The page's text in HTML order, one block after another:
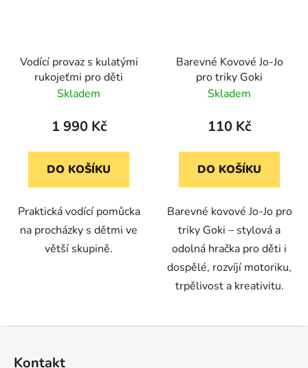
Vodící provaz s kulatými
rukojeťmi pro děti
Skladem
1 990 Kč
DO KOŠÍKU
Praktická vodící pomůcka
na procházky s dětmi ve
větší skupině.
Barevné Kovové Jo-Jo
pro triky Goki
Skladem
110 Kč
DO KOŠÍKU
Barevné kovové Jo-Jo pro
triky Goki – stylová a
odolná hračka pro děti i
dospělé, rozvíjí motoriku,
trpělivost a kreativitu.
Kontakt